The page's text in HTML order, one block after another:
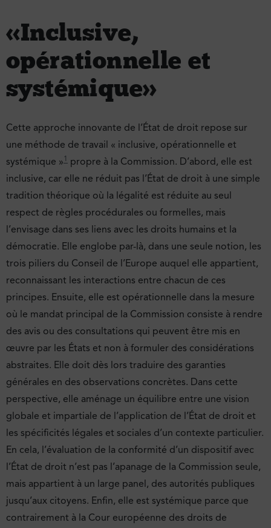
« Inclusive,
opérationnelle et
systémique »
Cette approche innovante de l’État de droit repose sur
une méthode de travail « inclusive, opérationnelle et
systémique » 1 propre à la Commission. D’abord, elle est
inclusive, car elle ne réduit pas l’État de droit à une simple
tradition théorique où la légalité est réduite au seul
respect de règles procédurales ou formelles, mais
l’envisage dans ses liens avec les droits humains et la
démocratie. Elle englobe par-là, dans une seule notion, les
trois piliers du Conseil de l’Europe auquel elle appartient,
reconnaissant les interactions entre chacun de ces
principes. Ensuite, elle est opérationnelle dans la mesure
où le mandat principal de la Commission consiste à rendre
des avis ou des consultations qui peuvent être mis en
œuvre par les États et non à formuler des considérations
abstraites. Elle doit dès lors traduire des garanties
générales en des observations concrètes. Dans cette
perspective, elle aménage un équilibre entre une vision
globale et impartiale de l’application de l’État de droit et
les spécificités légales et sociales d’un contexte particulier.
En cela, l’évaluation de la conformité d’un dispositif avec
l’État de droit n’est pas l’apanage de la Commission seule,
mais appartient à un large panel, des autorités publiques
jusqu’aux citoyens. Enfin, elle est systémique parce que
contrairement à la Cour européenne des droits de